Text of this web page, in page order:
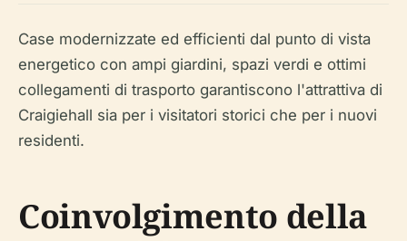
Case modernizzate ed efficienti dal punto di vista
energetico con ampi giardini, spazi verdi e ottimi
collegamenti di trasporto garantiscono l'attrattiva di
Craigiehall sia per i visitatori storici che per i nuovi
residenti.
Coinvolgimento della